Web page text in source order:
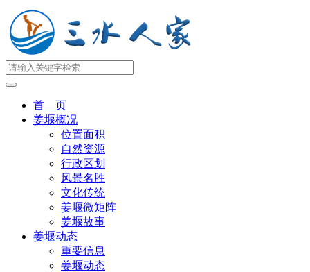
首 页
姜堰概况
位置面积
自然资源
行政区划
风景名胜
文化传统
姜堰微矩阵
姜堰故事
姜堰动态
重要信息
姜堰动态